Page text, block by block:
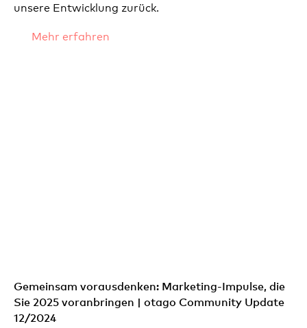
unsere Entwicklung zurück.
Mehr erfahren
Gemeinsam vorausdenken: Marketing-Impulse, die
Sie 2025 voranbringen | otago Community Update
12/2024